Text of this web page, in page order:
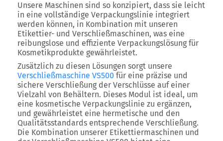
Unsere Maschinen sind so konzipiert, dass sie leicht
in eine vollständige Verpackungslinie integriert
werden können, in Kombination mit unseren
Etikettier- und Verschließmaschinen, was eine
reibungslose und effiziente Verpackungslösung für
Kosmetikprodukte gewährleistet.
Zusätzlich zu diesen Lösungen sorgt unsere
Verschließmaschine VS500 für eine präzise und
sichere Verschließung der Verschlüsse auf einer
Vielzahl von Behältern. Dieses Modul ist ideal, um
eine kosmetische Verpackungslinie zu ergänzen,
und gewährleistet eine hermetische und den
Qualitätsstandards entsprechende Verschließung.
Die Kombination unserer Etikettiermaschinen und